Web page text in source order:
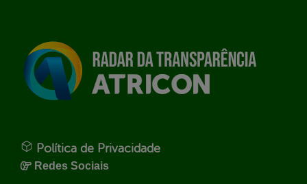
Política de Privacidade
Redes Sociais